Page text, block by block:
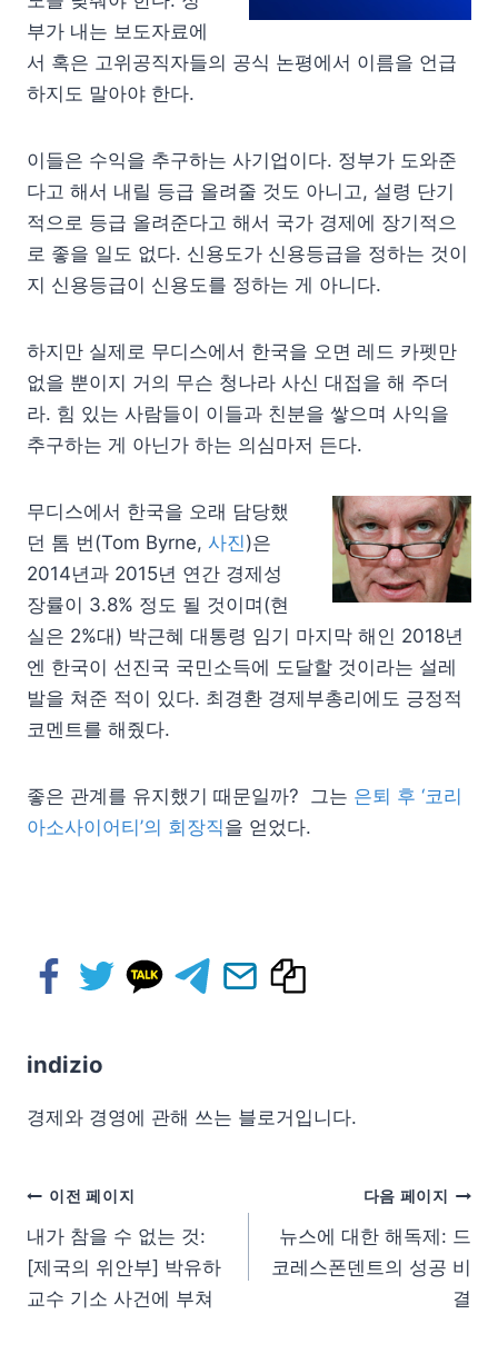
부가 내는 보도자료에
서 혹은 고위공직자들의 공식 논평에서 이름을 언급
하지도 말아야 한다.
이들은 수익을 추구하는 사기업이다. 정부가 도와준
다고 해서 내릴 등급 올려줄 것도 아니고, 설령 단기
적으로 등급 올려준다고 해서 국가 경제에 장기적으
로 좋을 일도 없다. 신용도가 신용등급을 정하는 것이
지 신용등급이 신용도를 정하는 게 아니다.
하지만 실제로 무디스에서 한국을 오면 레드 카펫만
없을 뿐이지 거의 무슨 청나라 사신 대접을 해 주더
라. 힘 있는 사람들이 이들과 친분을 쌓으며 사익을
추구하는 게 아닌가 하는 의심마저 든다.
무디스에서 한국을 오래 담당했
던 톰 번(Tom Byrne, 사진)은
2014년과 2015년 연간 경제성
장률이 3.8% 정도 될 것이며(현
실은 2%대) 박근혜 대통령 임기 마지막 해인 2018년
엔 한국이 선진국 국민소득에 도달할 것이라는 설레
발을 쳐준 적이 있다. 최경환 경제부총리에도 긍정적
코멘트를 해줬다.
좋은 관계를 유지했기 때문일까? 그는 은퇴 후 ‘코리
아소사이어티’의 회장직을 얻었다.
indizio
경제와 경영에 관해 쓰는 블로거입니다.
이전 페이지
내가 참을 수 없는 것:
[제국의 위안부] 박유하
교수 기소 사건에 부쳐
다음 페이지
뉴스에 대한 해독제: 드
코레스폰덴트의 성공 비
결